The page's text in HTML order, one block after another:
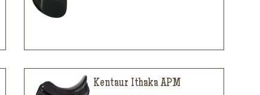
Kentaur Ithaka APM